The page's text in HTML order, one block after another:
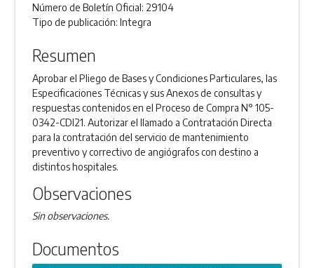
Número de Boletín Oficial: 29104
Tipo de publicación:Integra
Resumen
Aprobar el Pliego de Bases y Condiciones Particulares, las
Especificaciones Técnicas y sus Anexos de consultas y
respuestas contenidos en el Proceso de Compra N° 105-
0342-CDI21. Autorizar el llamado a Contratación Directa
para la contratación del servicio de mantenimiento
preventivo y correctivo de angiógrafos con destino a
distintos hospitales.
Observaciones
Sin observaciones.
Documentos